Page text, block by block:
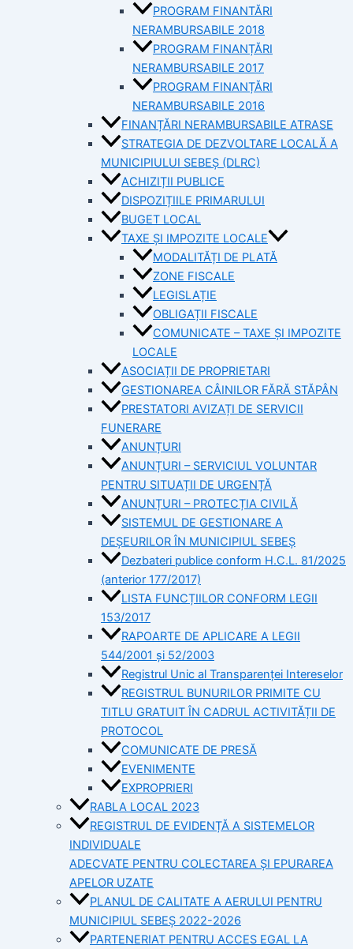
PROGRAM FINANTĂRI
NERAMBURSABILE 2018
PROGRAM FINANȚĂRI
NERAMBURSABILE 2017
PROGRAM FINANȚĂRI
NERAMBURSABILE 2016
FINANȚĂRI NERAMBURSABILE ATRASE
STRATEGIA DE DEZVOLTARE LOCALĂ A
MUNICIPIULUI SEBEȘ (DLRC)
ACHIZIȚII PUBLICE
DISPOZIȚIILE PRIMARULUI
BUGET LOCAL
TAXE ȘI IMPOZITE LOCALE
MODALITĂȚI DE PLATĂ
ZONE FISCALE
LEGISLAȚIE
OBLIGAȚII FISCALE
COMUNICATE – TAXE ȘI IMPOZITE
LOCALE
ASOCIAȚII DE PROPRIETARI
GESTIONAREA CÂINILOR FĂRĂ STĂPÂN
PRESTATORI AVIZAȚI DE SERVICII
FUNERARE
ANUNȚURI
ANUNȚURI – SERVICIUL VOLUNTAR
PENTRU SITUAȚII DE URGENȚĂ
ANUNȚURI – PROTECȚIA CIVILĂ
SISTEMUL DE GESTIONARE A
DEȘEURILOR ÎN MUNICIPIUL SEBEȘ
Dezbateri publice conform H.C.L. 81/2025
(anterior 177/2017)
LISTA FUNCȚIILOR CONFORM LEGII
153/2017
RAPOARTE DE APLICARE A LEGII
544/2001 și 52/2003
Registrul Unic al Transparenței Intereselor
REGISTRUL BUNURILOR PRIMITE CU
TITLU GRATUIT ÎN CADRUL ACTIVITĂȚII DE
PROTOCOL
COMUNICATE DE PRESĂ
EVENIMENTE
EXPROPRIERI
RABLA LOCAL 2023
REGISTRUL DE EVIDENȚĂ A SISTEMELOR
INDIVIDUALE
ADECVATE PENTRU COLECTAREA ȘI EPURAREA
APELOR UZATE
PLANUL DE CALITATE A AERULUI PENTRU
MUNICIPIUL SEBEȘ 2022-2026
PARTENERIAT PENTRU ACCES EGAL LA